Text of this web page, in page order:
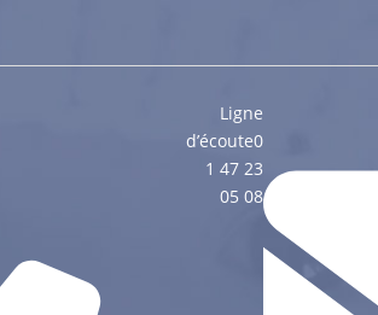
Ligne
d’écoute0
1 47 23
05 08